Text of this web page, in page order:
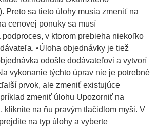
Preto sa tieto úlohy musia zmeniť na
cenovej ponuky sa musí
podproces, v ktorom prebieha niekoľko
•Úloha objednávky je tiež
odošle dodávateľovi a vytvorí
vykonanie týchto úprav nie je potrebné
prvok, ale zmeniť existujúce
zmeniť úlohu Upozorniť na
kliknite na ňu pravým tlačidlom myši. V
na typ úlohy a vyberte